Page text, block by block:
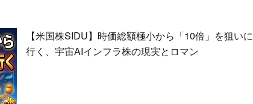
【米国株SIDU】時価総額極小から「10倍」を狙いに
行く、宇宙AIインフラ株の現実とロマン